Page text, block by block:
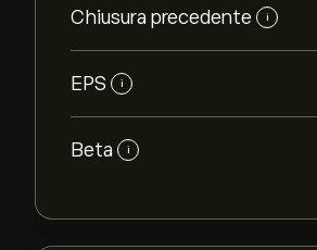
Chiusura precedente i
EPS i
Beta i